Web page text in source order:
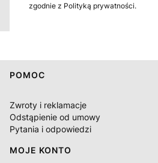
zgodnie z Polityką prywatności.
Linki w stopce
POMOC
Zwroty i reklamacje
Odstąpienie od umowy
Pytania i odpowiedzi
MOJE KONTO